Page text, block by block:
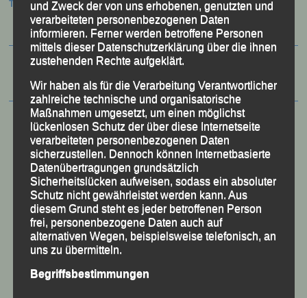
Termine:
50 Jahre LG Passau
Festzschrift
und Zweck der von uns erhobenen, genutzten und
verarbeiteten personenbezogenen Daten
informieren. Ferner werden betroffene Personen
mittels dieser Datenschutzerklärung über die ihnen
zustehenden Rechte aufgeklärt.
Wir haben als für die Verarbeitung Verantwortlicher
zahlreiche technische und organisatorische
Maßnahmen umgesetzt, um einen möglichst
lückenlosen Schutz der über diese Internetseite
verarbeiteten personenbezogenen Daten
sicherzustellen. Dennoch können Internetbasierte
Datenübertragungen grundsätzlich
Sicherheitslücken aufweisen, sodass ein absoluter
Schutz nicht gewährleistet werden kann. Aus
diesem Grund steht es jeder betroffenen Person
frei, personenbezogene Daten auch auf
alternativen Wegen, beispielsweise telefonisch, an
uns zu übermitteln.
Begriffsbestimmungen